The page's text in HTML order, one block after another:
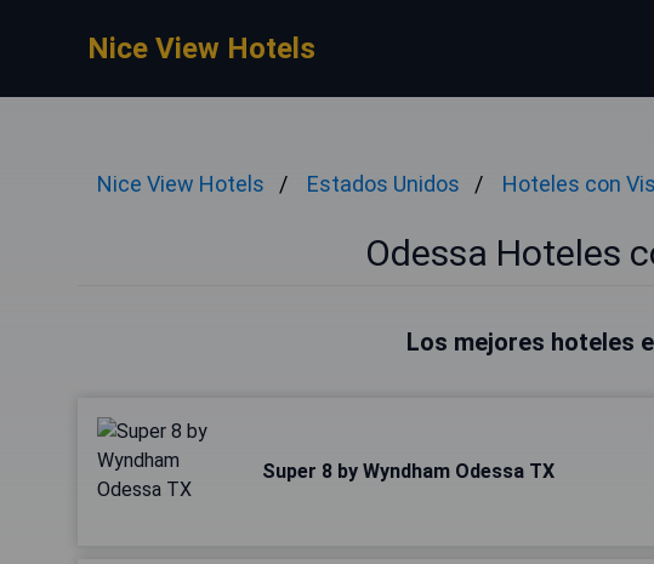
Nice View Hotels
Nice View Hotels Estados Unidos Hoteles con
Odessa Hoteles
Los mejores hoteles
Super 8 by Wyndham Odessa TX